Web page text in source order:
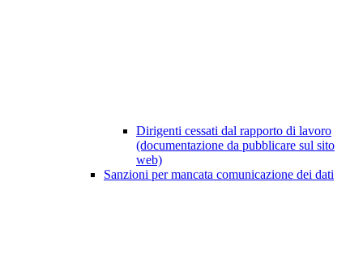
Dirigenti cessati dal rapporto di lavoro
(documentazione da pubblicare sul sito
web)
Sanzioni per mancata comunicazione dei dati